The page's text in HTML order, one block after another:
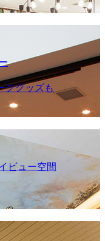
クグッズも
ビュー空間